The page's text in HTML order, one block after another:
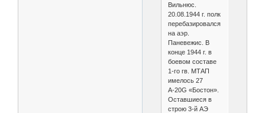
Вильнюс.
20.08.1944 г. полк
перебазировался
на аэр.
Паневежис. В
конце 1944 г. в
боевом составе
1-го гв. МТАП
имелось 27
А-20G «Бостон».
Оставшиеся в
строю 3-й АЭ